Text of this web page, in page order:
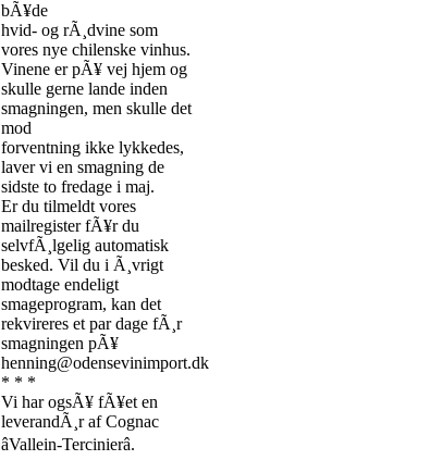
bÃ¥de
hvid- og rÃ¸dvine som
vores nye chilenske vinhus.
Vinene er pÃ¥ vej hjem og
skulle gerne lande inden
smagningen, men skulle det
mod
forventning ikke lykkedes,
laver vi en smagning de
sidste to fredage i maj.
Er du tilmeldt vores
mailregister fÃ¥r du
selvfÃ¸lgelig automatisk
besked. Vil du i Ã¸vrigt
modtage endeligt
smageprogram, kan det
rekvireres et par dage fÃ¸r
smagningen pÃ¥
henning@odensevinimport.dk
* * *
Vi har ogsÃ¥ fÃ¥et en
leverandÃ¸r af Cognac
âVallein-Tercinierâ.